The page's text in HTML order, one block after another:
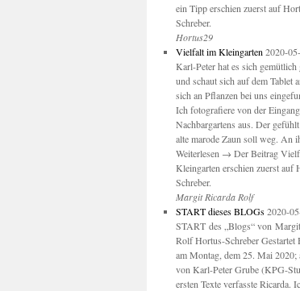
ein Tipp erschien zuerst auf
Schreber.
Hortus29
Vielfalt im Kleingarten 2020-
Karl-Peter hat es sich gemütlich
und schaut sich auf dem Tablet
sich an Pflanzen bei uns
Ich fotografiere von der
Nachbargartens aus. Der
alte marode Zaun soll weg. An
Weiterlesen → Der Beitrag
Kleingarten erschien zuerst auf
Schreber.
Margit Ricarda Rolf
START dieses BLOGs 2020-
START des „Blogs“ von
Rolf Hortus-Schreber Gestartet
am Montag, dem 25. Mai 2020;
von Karl-Peter Grube (KPG-
ersten Texte verfasste Ricarda.